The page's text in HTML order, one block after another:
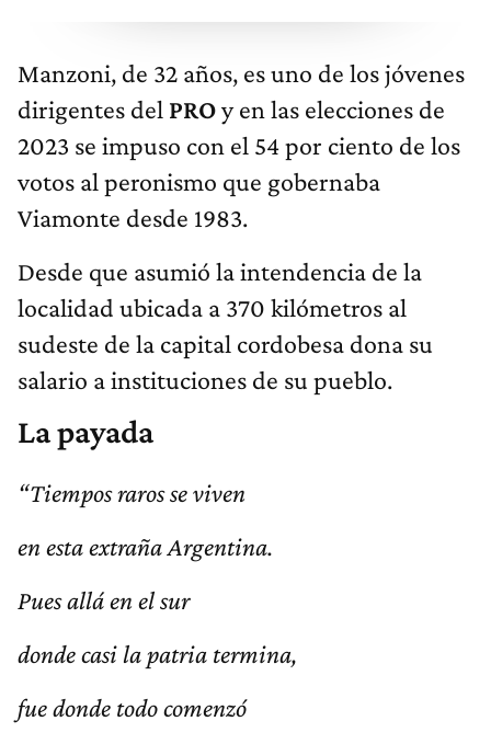
Manzoni, de 32 años, es uno de los jóvenes
dirigentes del PROy en las elecciones de
2023 se impuso con el 54 por ciento de los
votos al peronismo que gobernaba
Viamonte desde 1983.
Desde que asumió la intendencia de la
localidad ubicada a 370 kilómetros al
sudeste de la capital cordobesa dona su
salario a instituciones de su pueblo.
La payada
“Tiempos raros se viven
en esta extraña Argentina.
Pues allá en el sur
donde casi la patria termina,
fue donde todo comenzó